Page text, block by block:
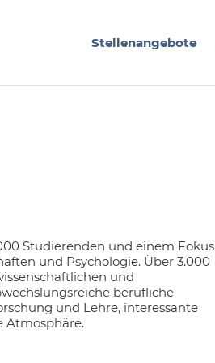
Stellenangebote
Studierenden und einem Fokus
und Psychologie. Über 3.000
und
berufliche
und Lehre, interessante
Atmosphäre.